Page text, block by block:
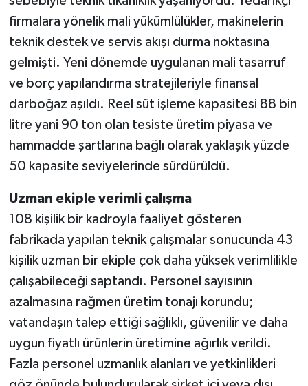
firmalara yönelik mali yükümlülükler, makinelerin
teknik destek ve servis akışı durma noktasına
gelmişti. Yeni dönemde uygulanan mali tasarruf
ve borç yapılandırma stratejileriyle finansal
darboğaz aşıldı. Reel süt işleme kapasitesi 88 bin
litre yani 90 ton olan tesiste üretim piyasa ve
hammadde şartlarına bağlı olarak yaklaşık yüzde
50 kapasite seviyelerinde sürdürüldü.
Uzman ekiple verimli çalışma
108 kişilik bir kadroyla faaliyet gösteren
fabrikada yapılan teknik çalışmalar sonucunda 43
kişilik uzman bir ekiple çok daha yüksek verimlilikle
çalışabileceği saptandı. Personel sayısının
azalmasına rağmen üretim tonajı korundu;
vatandaşın talep ettiği sağlıklı, güvenilir ve daha
uygun fiyatlı ürünlerin üretimine ağırlık verildi.
Fazla personel uzmanlık alanları ve yetkinlikleri